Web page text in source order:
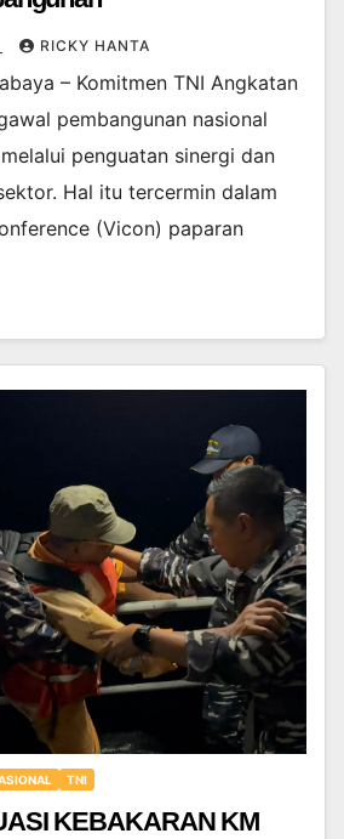
RICKY HANTA
– Komitmen TNI Angkatan
pembangunan nasional
penguatan sinergi dan
Hal itu tercermin dalam
(Vicon) paparan
TNI
KEBAKARAN KM